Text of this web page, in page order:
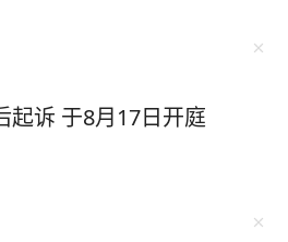
起诉 于8月17日开庭